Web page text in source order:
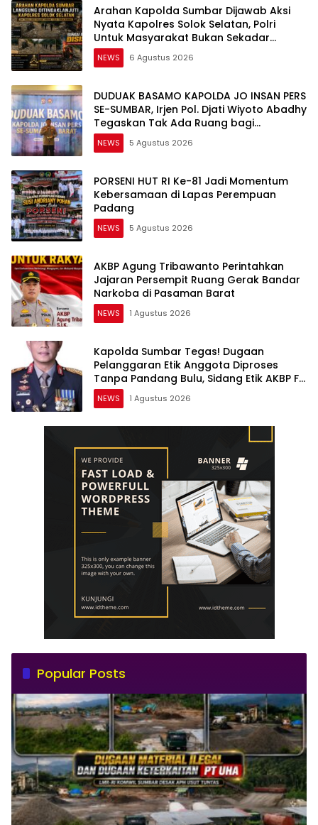
Arahan Kapolda Sumbar Dijawab Aksi
Nyata Kapolres Solok Selatan, Polri
Untuk Masyarakat Bukan Sekadar
Slogan
NEWS 6 Agustus 2026
DUDUAK BASAMO KAPOLDA JO INSAN PERS
SE-SUMBAR, Irjen Pol. Djati Wiyoto Abadhy
Tegaskan Tak Ada Ruang bagi
Pelanggar Hukum di Internal Polri
NEWS 5 Agustus 2026
PORSENI HUT RI Ke-81 Jadi Momentum
Kebersamaan di Lapas Perempuan
Padang
NEWS 5 Agustus 2026
AKBP Agung Tribawanto Perintahkan
Jajaran Persempit Ruang Gerak Bandar
Narkoba di Pasaman Barat
NEWS 1 Agustus 2026
Kapolda Sumbar Tegas! Dugaan
Pelanggaran Etik Anggota Diproses
Tanpa Pandang Bulu, Sidang Etik AKBP F
Dipercepat
NEWS 1 Agustus 2026
Popular Posts